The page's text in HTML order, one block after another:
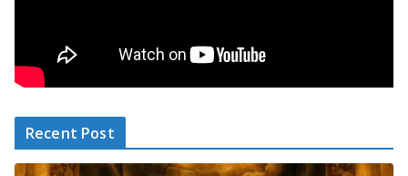
Recent Post